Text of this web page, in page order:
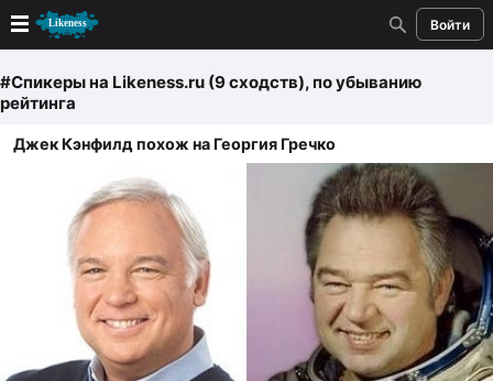
Войти
Новые
Лучшие
Голосование
Кандидаты
Случайное сходство 👍
Создать сходство
#Спикерына Likeness.ru (9 сходств), по убыванию
рейтинга
Джек Кэнфилд похож на Георгия Гречко